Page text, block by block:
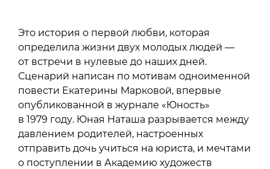
Это история о первой любви, которая
определила жизни двух молодых людей —
от встречи в нулевые до наших дней.
Сценарий написан по мотивам одноименной
повести Екатерины Марковой, впервые
опубликованной в журнале «Юность»
в 1979 году. Юная Наташа разрывается между
давлением родителей, настроенных
отправить дочь учиться на юриста, и мечтами
о поступлении в Академию художеств